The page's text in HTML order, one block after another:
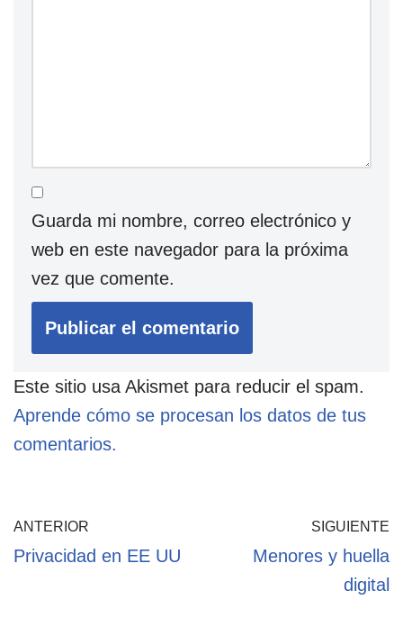
Guarda mi nombre, correo electrónico y
web en este navegador para la próxima
vez que comente.
Este sitio usa Akismet para reducir el spam.
Aprende cómo se procesan los datos de tus
comentarios.
ANTERIOR
Privacidad en EE UU
SIGUIENTE
Menores y huella
digital